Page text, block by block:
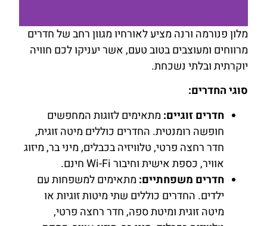
להזמנת
חדר לחצו
מלון פנורמה ורנה מציע לאורחיו מגוון רחב של חדרים
מרווחים ומעוצבים בטוב טעם, אשר יעניקו לכם חוויה
יוקרתית ובלתי נשכחת.
סוגי החדרים:
חדרים זוגיים: מתאימים לזוגות המחפשים
חופשה רומנטית. החדרים כוללים מיטה זוגית,
חדר רחצה פרטי, טלוויזיה בכבלים, מיני בר, מיזוג
אוויר, כספת אישית וחיבור Wi-Fi חינם.
חדרים משפחתיים: מתאימים למשפחות עם
ילדים. החדרים כוללים שתי מיטות זוגיות או
מיטה זוגית ומיטת ספה, חדר רחצה פרטי,